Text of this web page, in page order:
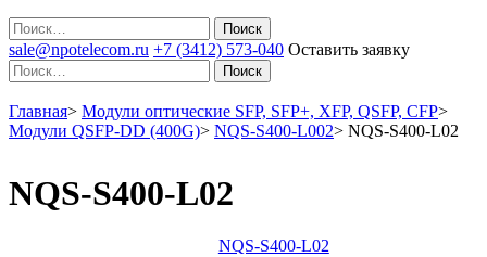
Поиск
sale@npotelecom.ru +7 (3412) 573-040 Оставить заявку
Поиск
Главная> Модули оптические SFP, SFP+, XFP, QSFP, CFP>
Модули QSFP-DD (400G)> NQS-S400-L002> NQS-S400-L02
NQS-S400-L02
NQS-S400-L02